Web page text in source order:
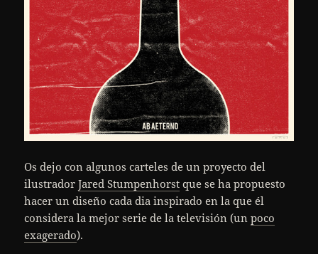
Os dejo con algunos carteles de un proyecto del
ilustradorJared Stumpenhorst que se ha propuesto
hacer un diseño cada dia inspirado en la que él
considera la mejor serie de la televisión (unpoco
exagerado).